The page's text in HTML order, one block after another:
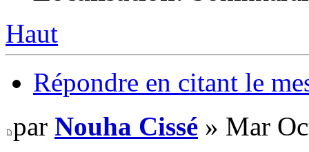
Haut
Répondre en citant le
par Nouha Cissé » Mar